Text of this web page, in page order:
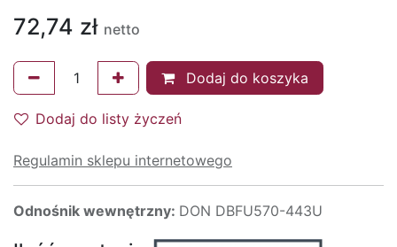
72,74 zł netto
Dodaj do koszyka
Dodaj do listy życzeń
Regulamin sklepu internetowego
Odnośnik wewnętrzny: DON DBFU570-443U